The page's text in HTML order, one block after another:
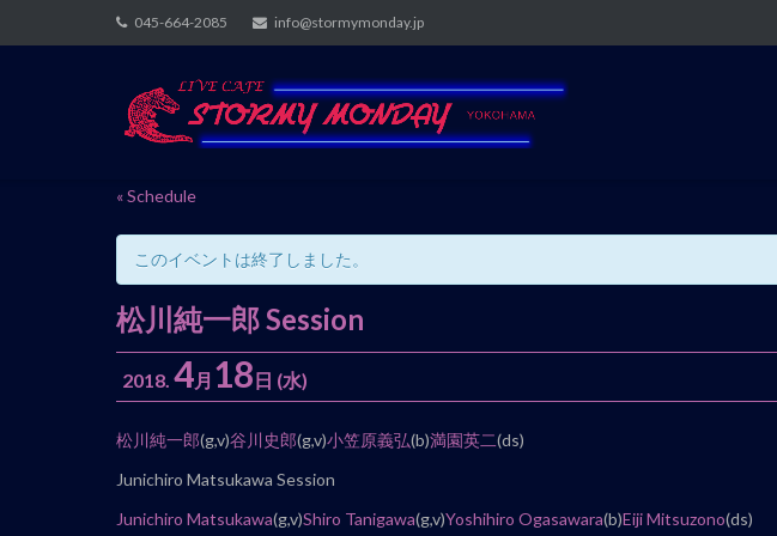
to
045-664-2085 info@stormymonday.jp
« Schedule
このイベントは終了しました。
松川純一郎 Session
2018. 4月 18 日 (水)
イ
ベ
ト
松川純一郎(g,v)谷川史郎(g,v)小笠原義弘(b)満園英二(ds)
Junichiro Matsukawa Session
Junichiro Matsukawa(g,v)Shiro Tanigawa(g,v)Yoshihiro Ogasawara(b)Eiji Mitsuzono(ds)